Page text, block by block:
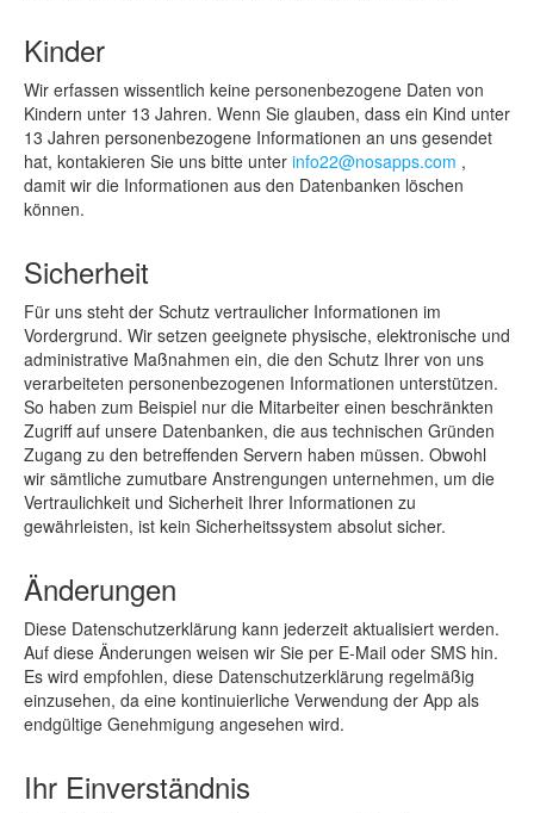
Kinder
Wir erfassen wissentlich keine personenbezogene Daten von
Kindern unter 13 Jahren. Wenn Sie glauben, dass ein Kind unter
13 Jahren personenbezogene Informationen an uns gesendet
hat, kontakieren Sie uns bitte unter info22@nosapps.com ,
damit wir die Informationen aus den Datenbanken löschen
können.
Sicherheit
Für uns steht der Schutz vertraulicher Informationen im
Vordergrund. Wir setzen geeignete physische, elektronische und
administrative Maßnahmen ein, die den Schutz Ihrer von uns
verarbeiteten personenbezogenen Informationen unterstützen.
So haben zum Beispiel nur die Mitarbeiter einen beschränkten
Zugriff auf unsere Datenbanken, die aus technischen Gründen
Zugang zu den betreffenden Servern haben müssen. Obwohl
wir sämtliche zumutbare Anstrengungen unternehmen, um die
Vertraulichkeit und Sicherheit Ihrer Informationen zu
gewährleisten, ist kein Sicherheitssystem absolut sicher.
Änderungen
Diese Datenschutzerklärung kann jederzeit aktualisiert werden.
Auf diese Änderungen weisen wir Sie per E-Mail oder SMS hin.
Es wird empfohlen, diese Datenschutzerklärung regelmäßig
einzusehen, da eine kontinuierliche Verwendung der App als
endgültige Genehmigung angesehen wird.
Ihr Einverständnis